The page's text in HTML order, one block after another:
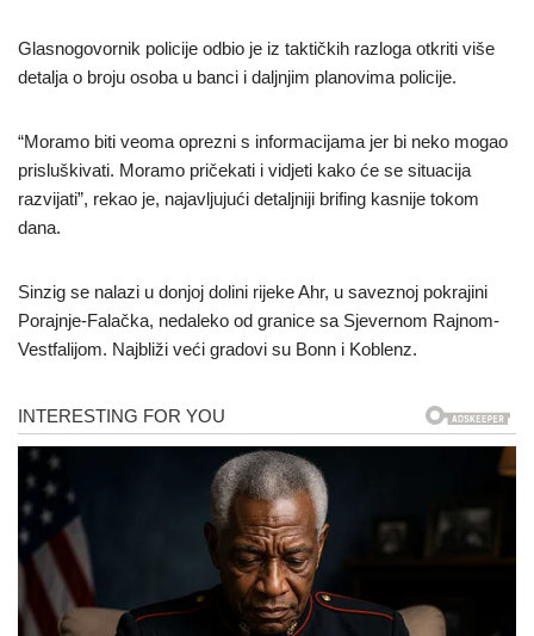
Glasnogovornik policije odbio je iz taktičkih razloga otkriti više
detalja o broju osoba u banci i daljnjim planovima policije.
“Moramo biti veoma oprezni s informacijama jer bi neko mogao
prisluškivati. Moramo pričekati i vidjeti kako će se situacija
razvijati”, rekao je, najavljujući detaljniji brifing kasnije tokom
dana.
Sinzig se nalazi u donjoj dolini rijeke Ahr, u saveznoj pokrajini
Porajnje-Falačka, nedaleko od granice sa Sjevernom Rajnom-
Vestfalijom. Najbliži veći gradovi su Bonn i Koblenz.